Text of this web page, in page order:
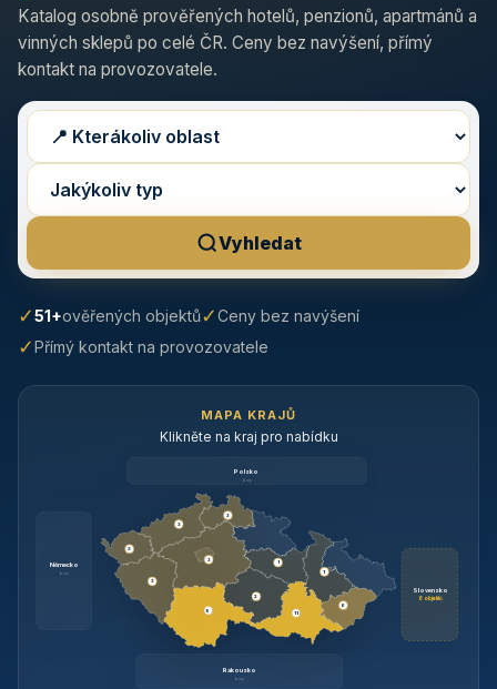
Katalog osobně prověřených hotelů, penzionů, apartmánů a
vinných sklepů po celé ČR. Ceny bez navýšení, přímý
kontakt na provozovatele.
Vyhledat
✓51+ověřených objektů✓Ceny bez navýšení
✓Přímý kontakt na provozovatele
MAPA KRAJŮ
Klikněte na kraj pro nabídku
Polsko
brzy
Německo
brzy
Slovensko
6 objektů
Rakousko
brzy
3
9
3
3
3
3
1
2
11
1
6